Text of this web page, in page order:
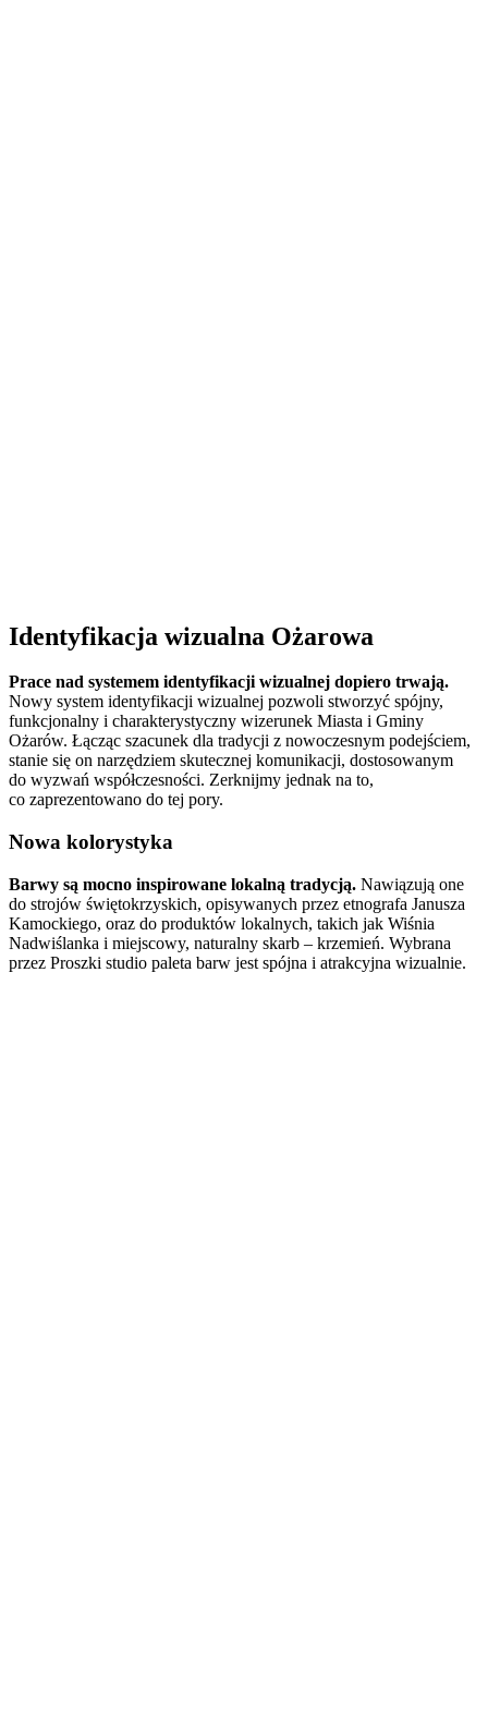
Identyfikacja wizualna Ożarowa
Prace nad systemem identyfikacji wizualnej dopiero trwają.
Nowy system identyfikacji wizualnej pozwoli stworzyć spójny,
funkcjonalny i charakterystyczny wizerunek Miasta i Gminy
Ożarów. Łącząc szacunek dla tradycji z nowoczesnym podejściem,
stanie się on narzędziem skutecznej komunikacji, dostosowanym
do wyzwań współczesności. Zerknijmy jednak na to,
co zaprezentowano do tej pory.
Nowa kolorystyka
Barwy są mocno inspirowane lokalną tradycją. Nawiązują one
do strojów świętokrzyskich, opisywanych przez etnografa Janusza
Kamockiego, oraz do produktów lokalnych, takich jak Wiśnia
Nadwiślanka i miejscowy, naturalny skarb – krzemień. Wybrana
przez Proszki studio paleta barw jest spójna i atrakcyjna wizualnie.